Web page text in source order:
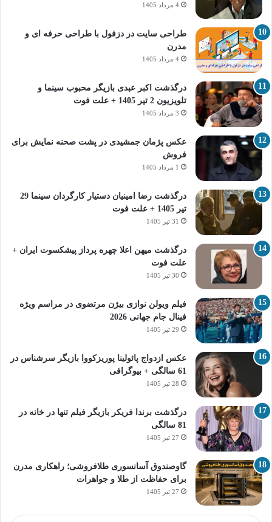
4 مرداد 1405
طراحی سایت در دزفول با طراحی حرفه‌ ای و
مدرن
4 مرداد 1405
درگذشت اکبر عبدی بازیگر محبوب سینما و
تلویزیون 2 تیر 1405 + علت فوت
3 مرداد 1405
عکس پژمان جمشیدی در پشت صحنه نمایش برای
فروش
1 مرداد 1405
درگذشت رضا امینیان دستیار کارگردان سینما 29
تیر 1405 + علت فوت
31 تیر 1405
درگذشت میهن اعلا چهره پرداز پیشکسوت ایران +
علت فوت
30 تیر 1405
فیلم ویولن نوازی بیژن مرتضوی در مراسم ویژه
فینال جام جهانی 2026
29 تیر 1405
عکس ازدواج پائولینا پوریزکووا بازیگر سرشناس در
61 سالگی + بیوگرافی
28 تیر 1405
درگذشت برندا فریکر بازیگر فیلم تنها در خانه در
81 سالگی
27 تیر 1405
گاوصندوق آسانسوری طلافروشی؛ راهکاری مدرن
برای حفاظت از طلا و جواهرات
27 تیر 1405